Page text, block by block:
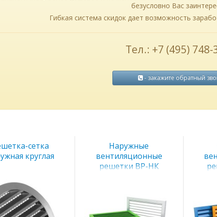
безусловно Вас
Гибкая система скидок дает возможность
Тел.: +7 (495) 748-
- закажите обратный
сетка
круглая
наружного монтажа.
подробнее
Наружные
вентиляционные
решетки ВР-НК
воздуха. Монтируются внутрь проемов
без углублений, к примеру, клапаны
дымоудаления....
без